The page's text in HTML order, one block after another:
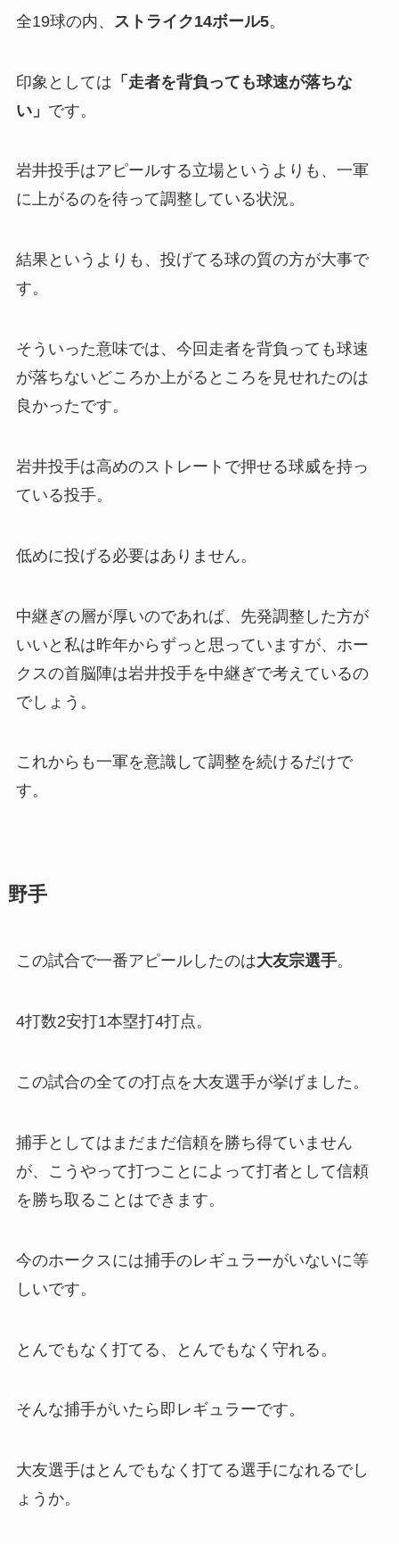
全19球の内、 ストライク14ボール5。
印象としては 「 走者を背負っても球速が落ちな
い」 です。
岩井投手はアピールする立場というよりも、一軍
に上がるのを待って調整している状況。
結果というよりも、投げてる球の質の方が大事で
す。
そういった意味では、今回走者を背負っても球速
が落ちないどころか上がるところを見せれたのは
良かったです。
岩井投手は高めのストレートで押せる球威を持っ
ている投手。
低めに投げる必要はありません。
中継ぎの層が厚いのであれば、先発調整した方が
いいと私は昨年からずっと思っていますが、ホー
クスの首脳陣は岩井投手を中継ぎで考えているの
でしょう。
これからも一軍を意識して調整を続けるだけで
す。
野手
この試合で一番アピールしたのは大友宗選手。
4打数2安打1本塁打4打点。
この試合の全ての打点を大友選手が挙げました。
捕手としてはまだまだ信頼を勝ち得ていません
が、こうやって打つことによって打者として信頼
を勝ち取ることはできます。
今のホークスには捕手のレギュラーがいないに等
しいです。
とんでもなく打てる、とんでもなく守れる。
そんな捕手がいたら即レギュラーです。
大友選手はとんでもなく打てる選手になれるでし
ょうか。